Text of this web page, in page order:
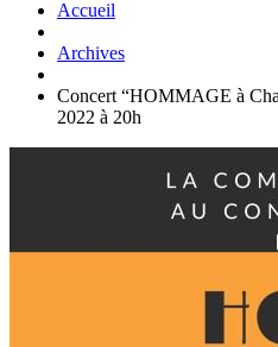
Accueil
Archives
Concert “HOMMAGE à
2022 à 20h